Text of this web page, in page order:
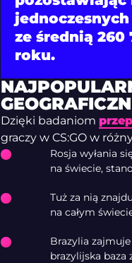
ze średnią 260
roku.
Dzięki badaniom
graczy w CS:GO w
Rosja wyłania
na świecie,
Tuż za nią
na całym
Brazylia
brazylijska baza